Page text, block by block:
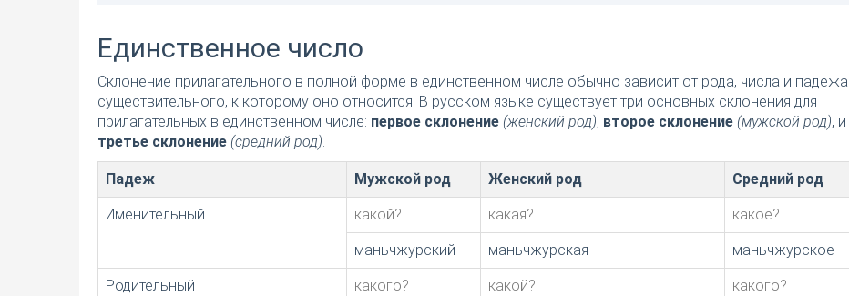
Единственное число
Склонение прилагательного в полной форме в единственном числе обычно зависит от рода, числа и падежа
существительного, к которому оно относится. В русском языке существует три основных склонения для
прилагательных в единственном числе: первое склонение (женский род), второе склонение (мужской род), и
третье склонение (средний род).
Падеж Мужской род Женский род Средний род
Именительный какой? какая? какое?
маньчжурский маньчжурская маньчжурское
Родительный какого? какой? какого?